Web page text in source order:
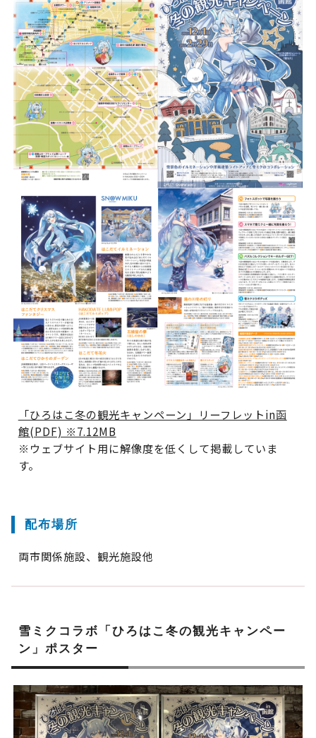
「ひろはこ冬の観光キャンペーン」リーフレットin函
館(PDF) ※7.12MB
※ウェブサイト用に解像度を低くして掲載していま
す。
配布場所
両市関係施設、観光施設他
雪ミクコラボ「ひろはこ冬の観光キャンペー
ン」ポスター